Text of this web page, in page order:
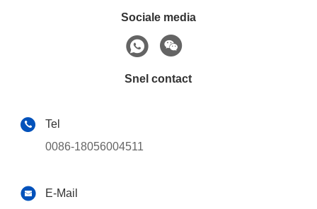
Sociale media
Snel contact
Tel
0086-18056004511
E-Mail